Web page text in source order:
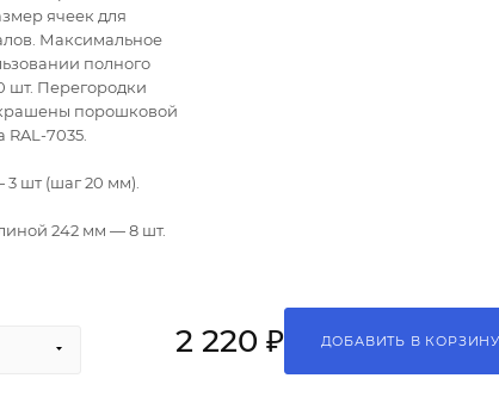
ячеек для
Максимальное
полного
шт. Перегородки
порошковой
RAL-7035.
шт (шаг 20 мм).
242 мм — 8 шт.
2 220 ₽ ДОБАВИТЬ В КОРЗИНУ